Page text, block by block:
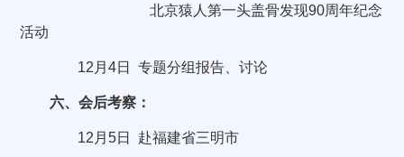
北京猿人第一头盖骨发现90周年纪念
活动
12 月4日 专题分组报告、讨论
六、会后考察：
12 月5日 赴福建省三明市